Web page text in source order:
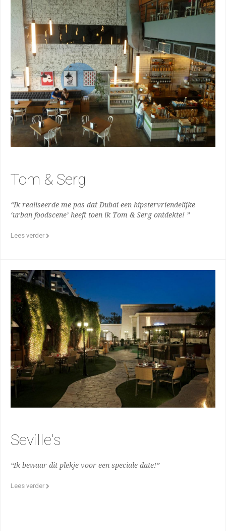
Tom & Serg
“Ik realiseerde me pas dat Dubai een hipstervriendelijke
‘urban foodscene’ heeft toen ik Tom & Serg ontdekte! ”
Lees verder
Seville's
“Ik bewaar dit plekje voor een speciale date!”
Lees verder